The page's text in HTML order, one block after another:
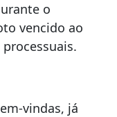
o
vencido ao
vindas, já